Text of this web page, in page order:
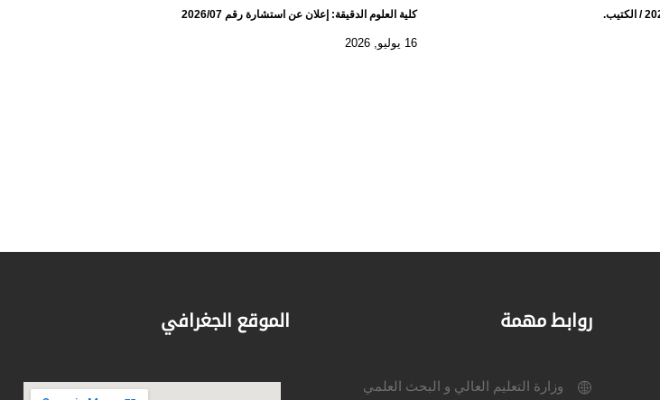
كلية العلوم الدقيقة: إعلان عن استشارة رقم 2026/07
16 يوليو, 2026
روابط مهمة
وزارة التعليم العالي و البحث العلمي
الموقع الجغرافي